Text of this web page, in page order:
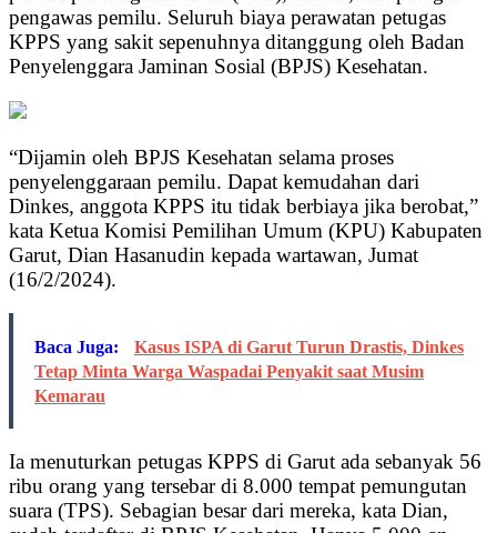
pengawas pemilu. Seluruh biaya perawatan petugas
KPPS yang sakit sepenuhnya ditanggung oleh Badan
Penyelenggara Jaminan Sosial (BPJS) Kesehatan.
“Dijamin oleh BPJS Kesehatan selama proses
penyelenggaraan pemilu. Dapat kemudahan dari
Dinkes, anggota KPPS itu tidak berbiaya jika berobat,”
kata Ketua Komisi Pemilihan Umum (KPU) Kabupaten
Garut, Dian Hasanudin kepada wartawan, Jumat
(16/2/2024).
Baca Juga:
Kasus ISPA di Garut Turun Drastis, Dinkes
Tetap Minta Warga Waspadai Penyakit saat Musim
Kemarau
Ia menuturkan petugas KPPS di Garut ada sebanyak 56
ribu orang yang tersebar di 8.000 tempat pemungutan
suara (TPS). Sebagian besar dari mereka, kata Dian,